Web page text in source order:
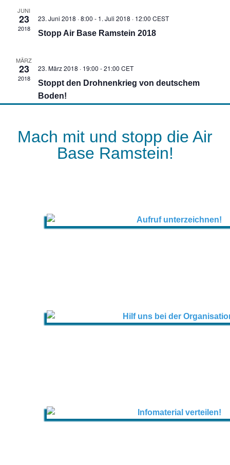
JUNI
23
2018
23. Juni 2018 · 8:00 - 1. Juli 2018 · 12:00 CEST
Stopp Air Base Ramstein 2018
MÄRZ
23
2018
23. März 2018 · 19:00 -21:00 CET
Stoppt den Drohnenkrieg von deutschem
Boden!
Mach mit und stopp die Air
Base Ramstein!